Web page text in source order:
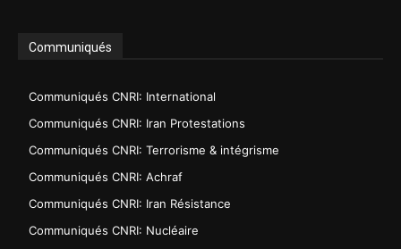
Communiqués
Communiqués CNRI: International
Communiqués CNRI: Iran Protestations
Communiqués CNRI: Terrorisme & intégrisme
Communiqués CNRI: Achraf
Communiqués CNRI: Iran Résistance
Communiqués CNRI: Nucléaire